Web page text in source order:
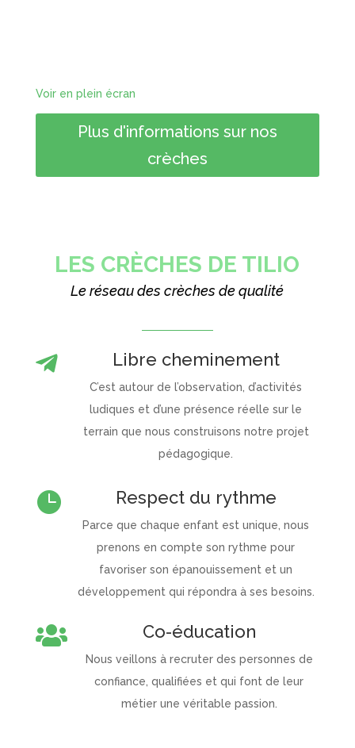
Voir en plein écran
Plus d'informations sur nos
crèches
LES CRÈCHES DE TILIO
Le réseau des crèches de qualité
 Libre cheminement
C’est autour de l’observation, d’activités
ludiques et d’une présence réelle sur le
terrain que nous construisons notre projet
pédagogique.
 Respect du rythme
Parce que chaque enfant est unique, nous
prenons en compte son rythme pour
favoriser son épanouissement et un
développement qui répondra à ses besoins.
 Co-éducation
Nous veillons à recruter des personnes de
confiance, qualifiées et qui font de leur
métier une véritable passion.